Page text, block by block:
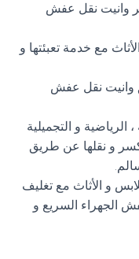
وانيت نقل عفش
مع خدمة تعبئتها و
وانيت نقل عفش
الرياضية و التجميلية
و نقلها عن طريق
و الأثاث مع تغليف
الجهراء السريع و